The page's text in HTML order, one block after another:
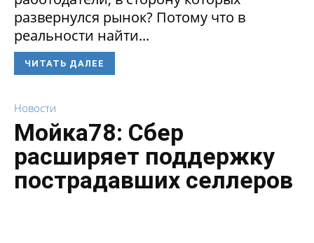
развернулся рынок? Потому что в
реальности найти...
ЧИТАТЬ ДАЛЕЕ
Новости
Мойка78: Сбер
расширяет поддержку
пострадавших селлеров